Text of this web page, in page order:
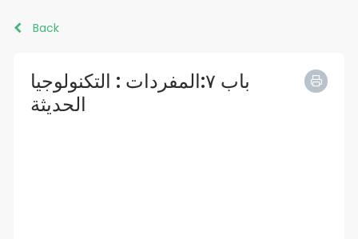
Back
باب ٧:المفردات : التكنولوجيا
الحديثة